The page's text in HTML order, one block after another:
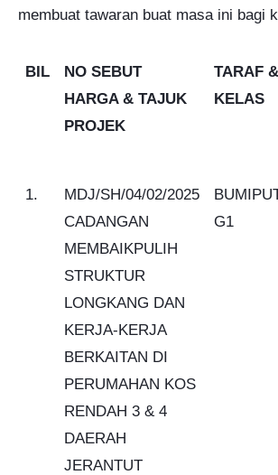
membuat tawaran buat masa ini bagi
BIL
NO SEBUT
HARGA & TAJUK
PROJEK
TARAF &
KELAS
1.
MDJ/SH/04/02/2025
CADANGAN
MEMBAIKPULIH
STRUKTUR
LONGKANG DAN
KERJA-KERJA
BERKAITAN DI
PERUMAHAN KOS
RENDAH 3 & 4
DAERAH
JERANTUT
G1